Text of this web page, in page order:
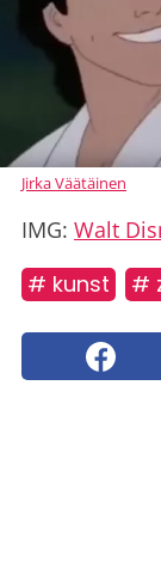
Jirka Väätäinen
IMG: Walt
# kunst #